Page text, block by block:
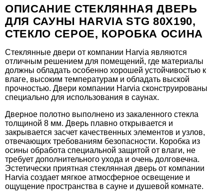
ОПИСАНИЕ СТЕКЛЯННАЯ ДВЕРЬ
ДЛЯ САУНЫ HARVIA STG 80X190,
СТЕКЛО СЕРОЕ, КОРОБКА ОСИНА
Стеклянные двери от компании Harvia являются
отличным решением для помещений, где материалы
должны обладать особенно хорошей устойчивостью к
влаге, высоким температурам и обладать выской
прочностью. Двери компании Harvia сконструированы
специально для использования в саунах.
Дверное полотно выполнено из закаленного стекла
толщиной 8 мм. Дверь плавно открывается и
закрывается засчет качественных элементов и узлов,
отвечающих требованиям безопасности. Коробка из
осины обработа специальной защитой от влаги, не
требует дополнительного ухода и очень долговечна.
Эстетически приятная стеклянная дверь от компании
Harvia создает мягкое атмосферное освещение и
ощущение пространства в сауне и душевой комнате.